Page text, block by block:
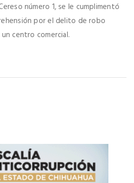
número 1, se le cumplimentó
por el delito de robo
centro comercial.